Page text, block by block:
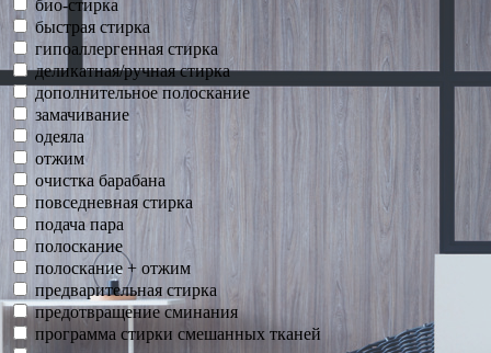
био-стирка
быстрая стирка
гипоаллергенная стирка
деликатная/ручная стирка
дополнительное полоскание
замачивание
одеяла
отжим
очистка барабана
повседневная стирка
подача пара
полоскание
полоскание + отжим
предварительная стирка
предотвращение сминания
программа стирки смешанных тканей